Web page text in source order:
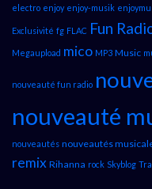
electro enjoy enjoy-musik
Exclusivité fg FLAC Fun
Megaupload mico MP3 Music
nouveauté fun radio
nouveauté
nouveautés nouveautés
remix Rihanna rock Skyblog